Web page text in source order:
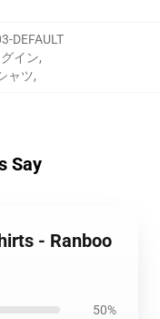
DEFAULT
イン,
ャツ,
Say
- Ranboo
50%